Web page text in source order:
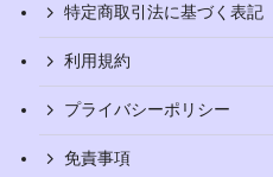
特定商取引法に基づく表記
利用規約
プライバシーポリシー
免責事項